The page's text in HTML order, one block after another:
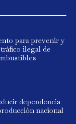
para prevenir y
ilegal de
dependencia
nacional